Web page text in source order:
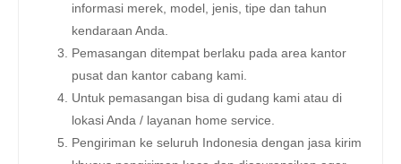
informasi merek, model, jenis, tipe dan tahun
kendaraan Anda.
Pemasangan ditempat berlaku pada area kantor
pusat dan kantor cabang kami.
Untuk pemasangan bisa di gudang kami atau di
lokasi Anda / layanan home service.
Pengiriman ke seluruh Indonesia dengan jasa kirim